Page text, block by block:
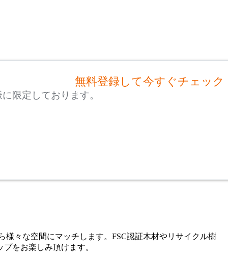
無料登録して今すぐチェック
限定しております。
々な空間にマッチします。FSC認証木材やリサイクル樹
をお楽しみ頂けます。